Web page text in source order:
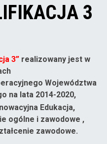
3
3” realizowany jest w
Województwa
na lata 2014-2020,
Edukacja,
ogólne i zawodowe ,
zawodowe.